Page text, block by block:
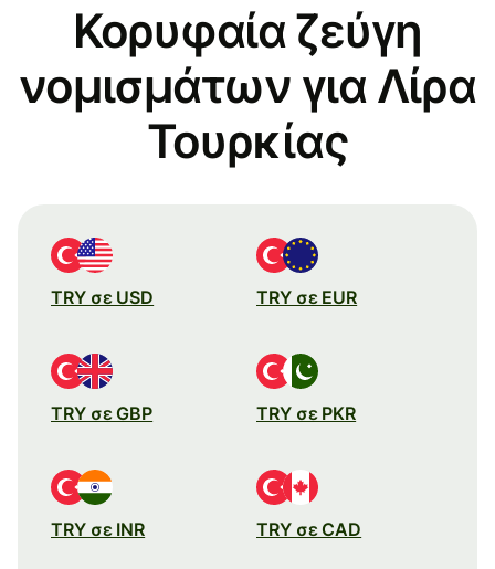
Κορυφαία ζεύγη
νομισμάτων για Λίρα
Τουρκίας
TRY σε USD TRY σε EUR
TRY σε GBP TRY σε PKR
TRY σε INR TRY σε CAD